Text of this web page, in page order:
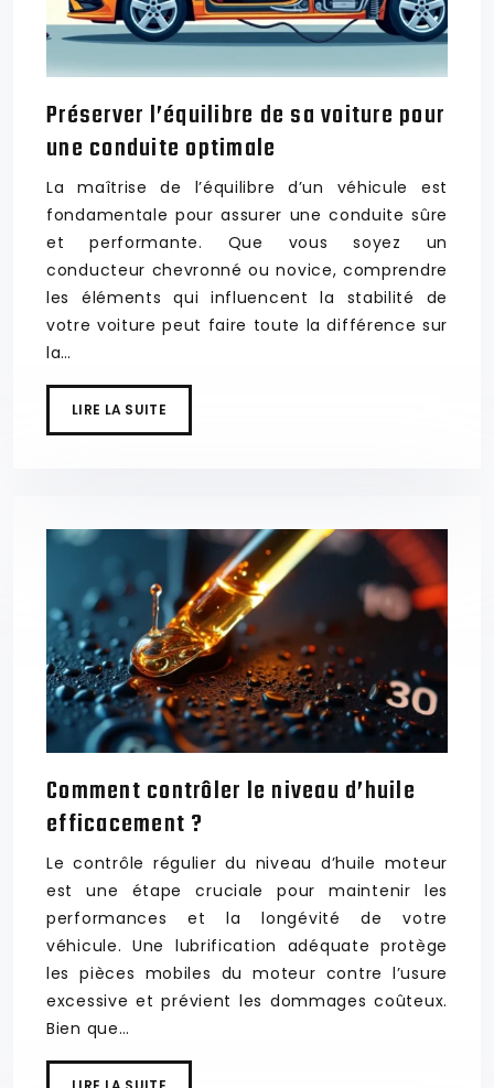
Préserver l’équilibre de sa voiture pour
une conduite optimale
La maîtrise de l’équilibre d’un véhicule est
fondamentale pour assurer une conduite sûre
et performante. Que vous soyez un
conducteur chevronné ou novice, comprendre
les éléments qui influencent la stabilité de
votre voiture peut faire toute la différence sur
la…
LIRE LA SUITE
Comment contrôler le niveau d’huile
efficacement ?
Le contrôle régulier du niveau d’huile moteur
est une étape cruciale pour maintenir les
performances et la longévité de votre
véhicule. Une lubrification adéquate protège
les pièces mobiles du moteur contre l’usure
excessive et prévient les dommages coûteux.
Bien que…